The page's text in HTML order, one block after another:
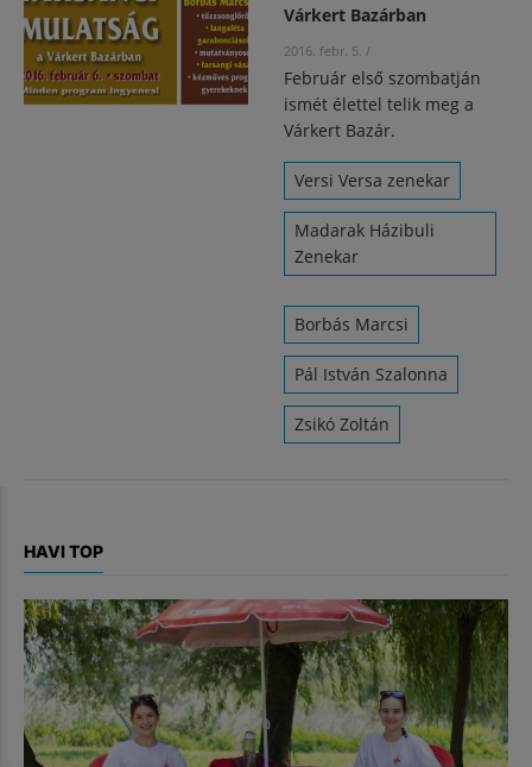
Várkert Bazárban
2016. febr. 5. /
Február első szombatján
ismét élettel telik meg a
Várkert Bazár.
Versi Versa zenekar
Madarak Házibuli
Zenekar
Borbás Marcsi
Pál István Szalonna
Zsikó Zoltán
HAVI TOP